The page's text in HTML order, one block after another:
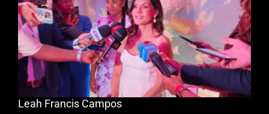
Leah Francis Campos